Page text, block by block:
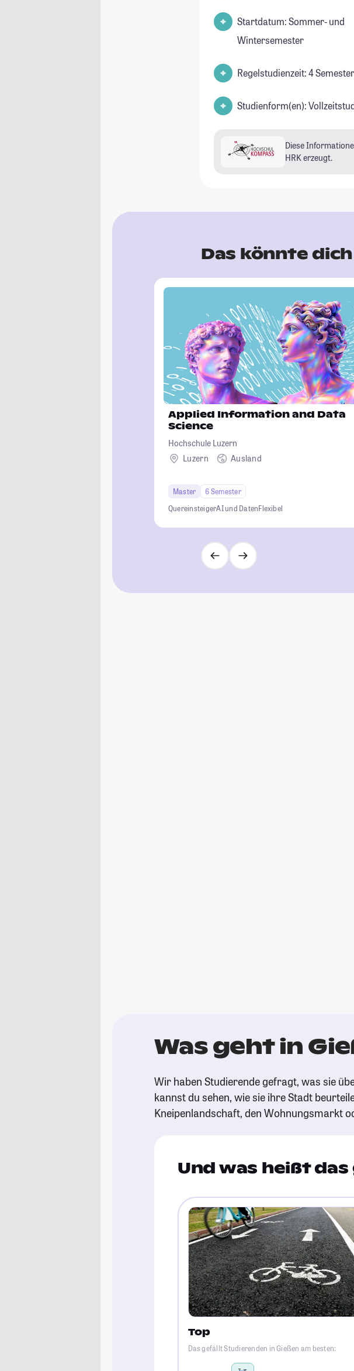
Startdatum: Sommer- und
Wintersemester
Regelstudienzeit: 4 Semester
Studienform(en):
Diese
HRK erzeugt.
Das könnte
Applied Information and Data
Science
Hochschule Luzern
Luzern
Ausland
Master
6 Semester
QuereinsteigerAI und DatenFlexibel
Was geht in
Wir haben Studierende gefragt, was sie
kannst du sehen, wie sie ihre Stadt
Kneipenlandschaft, den Wohnungsmarkt
Und was heißt das
Top
Das gefällt Studierenden in Gießen am besten: